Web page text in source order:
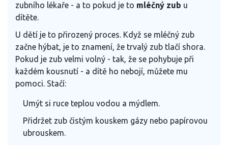
zubního lékaře - a to pokud je to mléčný zub u
dítěte.
U dětí je to přirozený proces. Když se mléčný zub
začne hýbat, je to znamení, že trvalý zub tlačí shora.
Pokud je zub velmi volný - tak, že se pohybuje při
každém kousnutí - a dítě ho nebojí, můžete mu
pomoci. Stačí:
Umýt si ruce teplou vodou a mýdlem.
Přidržet zub čistým kouskem gázy nebo papírovou
ubrouskem.